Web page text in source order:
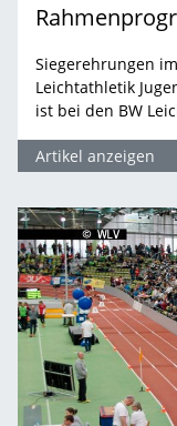
Siegerehrungen
Leichtathletik
ist bei den BW
Artikel anzeigen